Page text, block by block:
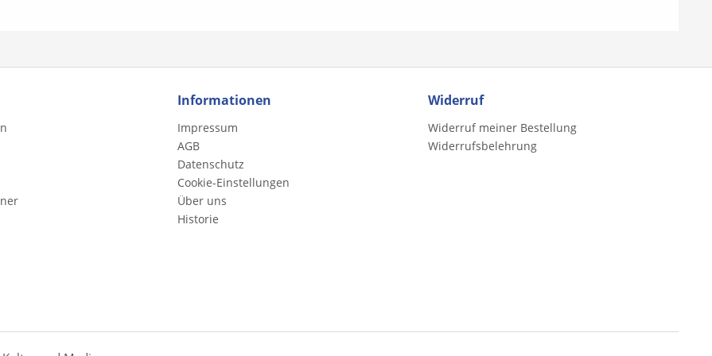
Informationen
Impressum
AGB
Datenschutz
Cookie-Einstellungen
Über uns
Historie
Widerruf
Widerruf meiner Bestellung
Widerrufsbelehrung